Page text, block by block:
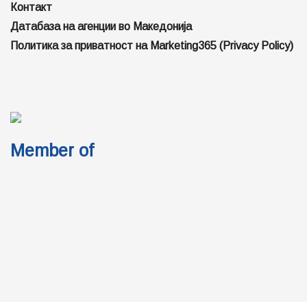
Контакт
Датабаза на агенции во Македонија
Политика за приватност на Marketing365 (Privacy Policy)
Member of